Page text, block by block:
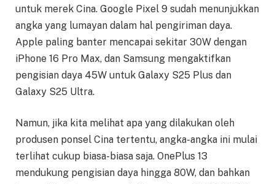
untuk merek Cina. Google Pixel 9 sudah menunjukkan
angka yang lumayan dalam hal pengiriman daya.
Apple paling banter mencapai sekitar 30W dengan
iPhone 16 Pro Max, dan Samsung mengaktifkan
pengisian daya 45W untuk Galaxy S25 Plus dan
Galaxy S25 Ultra.
Namun, jika kita melihat apa yang dilakukan oleh
produsen ponsel Cina tertentu, angka-angka ini mulai
terlihat cukup biasa-biasa saja. OnePlus 13
mendukung pengisian daya hingga 80W, dan bahkan